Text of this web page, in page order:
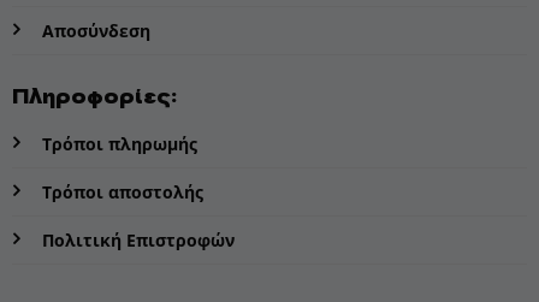
Αποσύνδεση
Πληροφορίες:
Τρόποι πληρωμής
Τρόποι αποστολής
Πολιτική Επιστροφών